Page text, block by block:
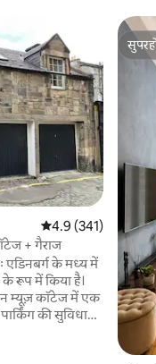
औसत रेटिंग 5 में से 4.9,
4.9 (341)
शहर के केंद्र में शानदार, शांत कॉटेज + गैराज
के मध्य में
रूप में किया है।
म्यूज़ कॉटेज में एक
की सुविधा